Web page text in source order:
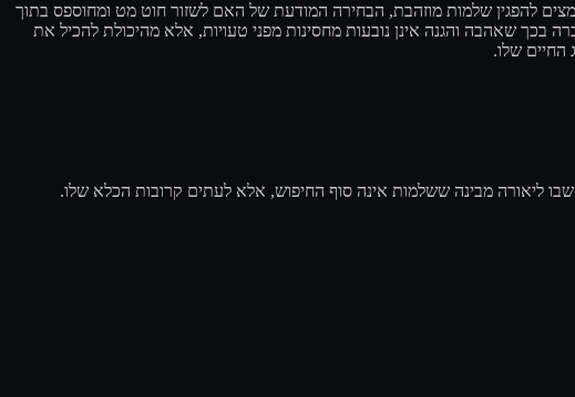
להפגין שלמות מוזהבת, הבחירה המודעת של האם לשזור חוט מט ומחוספס בתוך
שאהבה והגנה אינן נובעות מחסינות מפני טעויות, אלא מהיכולת להכיל את
החיים שלו.
ליאורה מבינה ששלמות אינה סוף החיפוש, אלא לעתים קרובות הכלא שלו.